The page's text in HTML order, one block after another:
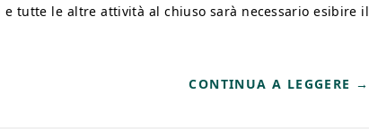
tutte le altre attività al chiuso sarà necessario esibire il
CONTINUA A LEGGERE